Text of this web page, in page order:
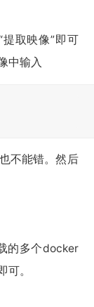
取映像”即可
中输入
不能错。然后
的多个docker
可。